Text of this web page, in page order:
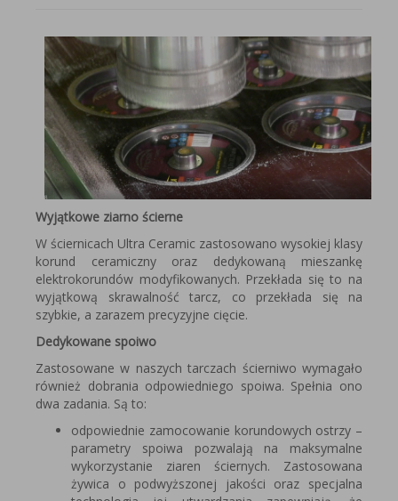
Wyjątkowe ziarno ścierne
W ściernicach Ultra Ceramic zastosowano wysokiej klasy
korund ceramiczny oraz dedykowaną mieszankę
elektrokorundów modyfikowanych. Przekłada się to na
wyjątkową skrawalność tarcz, co przekłada się na
szybkie, a zarazem precyzyjne cięcie.
Dedykowane spoiwo
Zastosowane w naszych tarczach ścierniwo wymagało
również dobrania odpowiedniego spoiwa. Spełnia ono
dwa zadania. Są to:
odpowiednie zamocowanie korundowych ostrzy –
parametry spoiwa pozwalają na maksymalne
wykorzystanie ziaren ściernych. Zastosowana
żywica o podwyższonej jakości oraz specjalna